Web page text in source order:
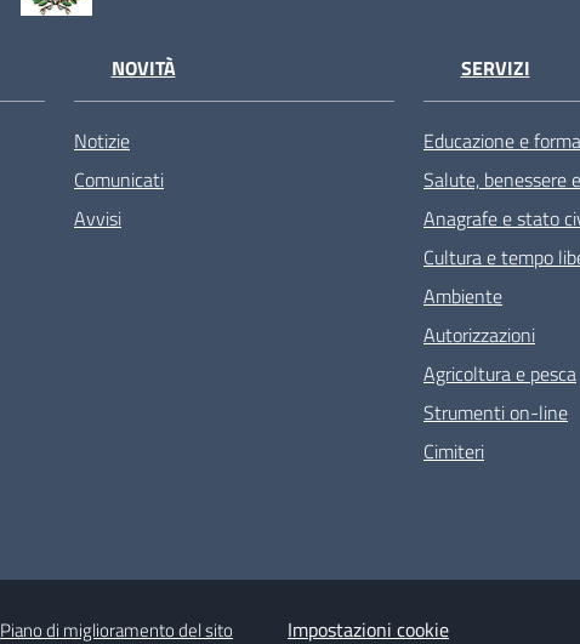
NOVITÀ
Notizie
Comunicati
Avvisi
SERVIZI
Educazione e
Salute, benessere
Anagrafe e stato
Cultura e tempo
Ambiente
Autorizzazioni
Agricoltura e pesca
Strumenti on-line
Cimiteri
Piano di miglioramento del sito Impostazioni cookie